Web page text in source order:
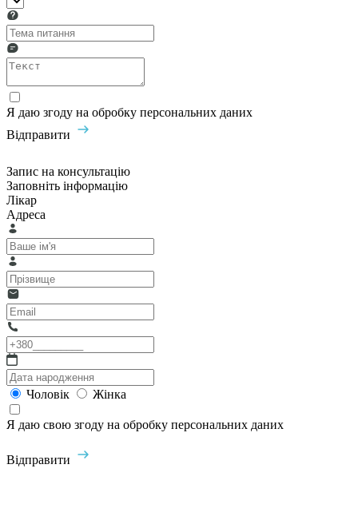
Я даю згоду на обробку персональних даних
Відправити
Запис на консультацію
Заповніть інформацію
Лікар
Адреса
Чоловік Жінка
Я даю свою згоду на обробку персональних даних
Відправити